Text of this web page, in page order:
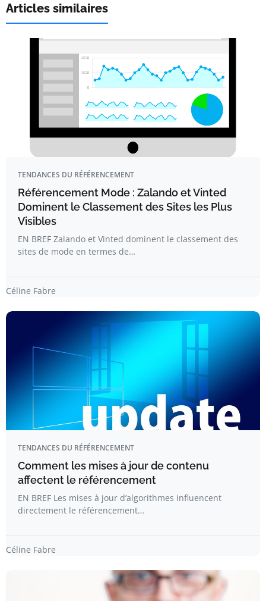
Articles similaires
TENDANCES DU RÉFÉRENCEMENT
Référencement Mode : Zalando et Vinted
Dominent le Classement des Sites les Plus
Visibles
EN BREF Zalando et Vinted dominent le classement des
sites de mode en termes de…
Céline Fabre
TENDANCES DU RÉFÉRENCEMENT
Comment les mises à jour de contenu
affectent le référencement
EN BREF Les mises à jour d’algorithmes influencent
directement le référencement…
Céline Fabre